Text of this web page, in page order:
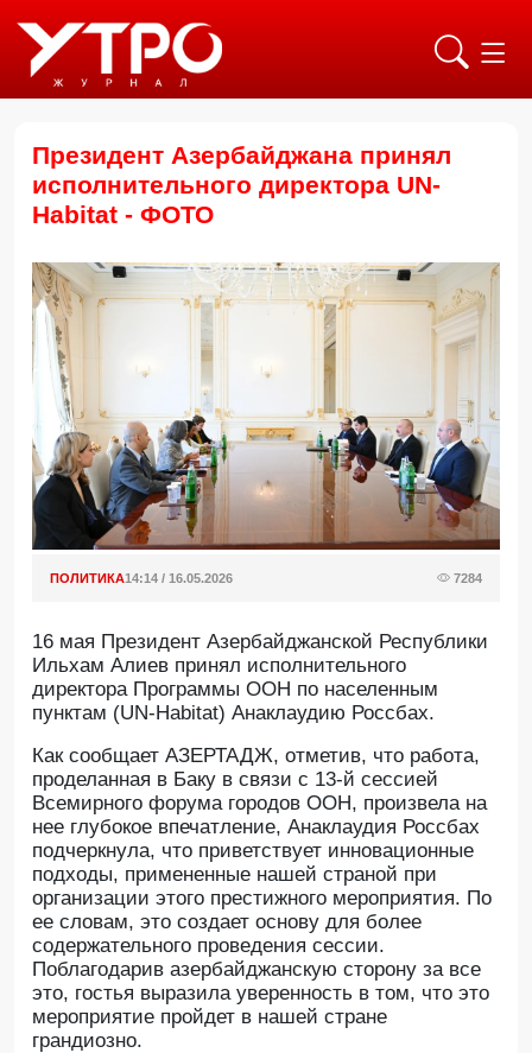
Президент Азербайджана принял
исполнительного директора UN-
Habitat - ФОТО
ПОЛИТИКА14:14 / 16.05.2026 7284
16 мая Президент Азербайджанской Республики
Ильхам Алиев принял исполнительного
директора Программы ООН по населенным
пунктам (UN-Habitat) Анаклаудию Россбах.
Как сообщает АЗЕРТАДЖ, отметив, что работа,
проделанная в Баку в связи с 13-й сессией
Всемирного форума городов ООН, произвела на
нее глубокое впечатление, Анаклаудия Россбах
подчеркнула, что приветствует инновационные
подходы, примененные нашей страной при
организации этого престижного мероприятия. По
ее словам, это создает основу для более
содержательного проведения сессии.
Поблагодарив азербайджанскую сторону за все
это, гостья выразила уверенность в том, что это
мероприятие пройдет в нашей стране
грандиозно.